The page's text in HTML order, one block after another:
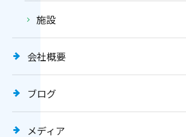
施設
会社概要
ブログ
メディア